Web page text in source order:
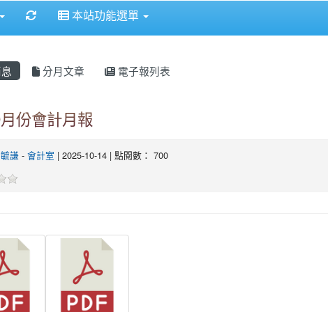
重新取得佈景設定
本站功能選單
分月文章 電子報列表
份會計月報
謙 - 會計室 | 2025-10-14 | 點閱數： 700